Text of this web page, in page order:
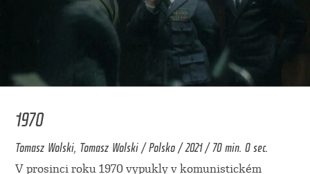
1970
Tomasz Wolski, Tomasz Wolski / Polsko / 2021 / 70 min. 0 sec.
V prosinci roku 1970 vypukly v komunistickém